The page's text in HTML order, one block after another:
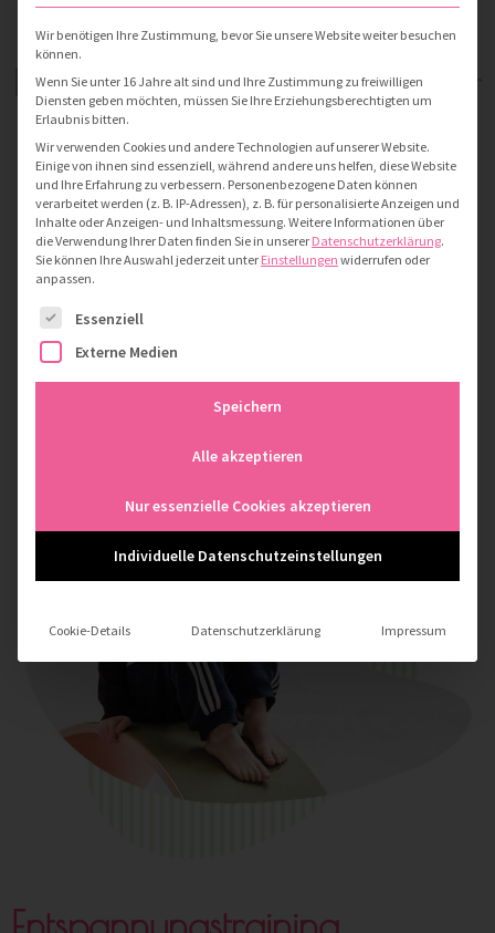
Das habe ich noch nie vorher
versucht also bin ich völlig
sicher, dass ich es schaffe
– Pippi Langstrumpf –
Wir benötigen Ihre Zustimmung, bevor Sie unsere Website weiter besuchen
können.
Wenn Sie unter 16 Jahre alt sind und Ihre Zustimmung zu freiwilligen
Diensten geben möchten, müssen Sie Ihre Erziehungsberechtigten um
Erlaubnis bitten.
Wir verwenden Cookies und andere Technologien auf unserer Website.
Einige von ihnen sind essenziell, während andere uns helfen, diese Website
und Ihre Erfahrung zu verbessern. Personenbezogene Daten können
verarbeitet werden (z. B. IP-Adressen), z. B. für personalisierte Anzeigen und
Inhalte oder Anzeigen- und Inhaltsmessung. Weitere Informationen über
die Verwendung Ihrer Daten finden Sie in unserer Datenschutzerklärung.
Sie können Ihre Auswahl jederzeit unter Einstellungen widerrufen oder
anpassen.
Es folgt eine Liste der Service-Gruppen, für die eine
Essenziell
Externe Medien
Speichern
Alle akzeptieren
Nur essenzielle Cookies akzeptieren
Individuelle Datenschutzeinstellungen
Cookie-Details Datenschutzerklärung Impressum